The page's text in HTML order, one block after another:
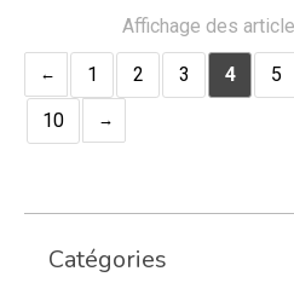
Affichage des
1 2 3 4 5
10
Catégories